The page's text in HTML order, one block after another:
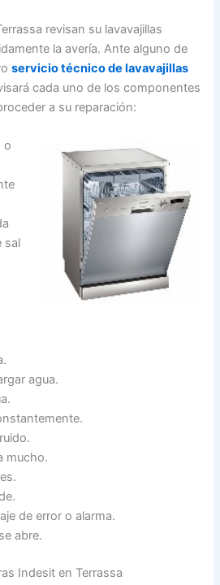
revisan su lavavajillas
la avería. Ante alguno de
servicio técnico de lavavajillas
cada uno de los componentes
a su reparación:
o
sal
agua.
mucho.
de error o alarma.
abre.
Indesit en Terrassa